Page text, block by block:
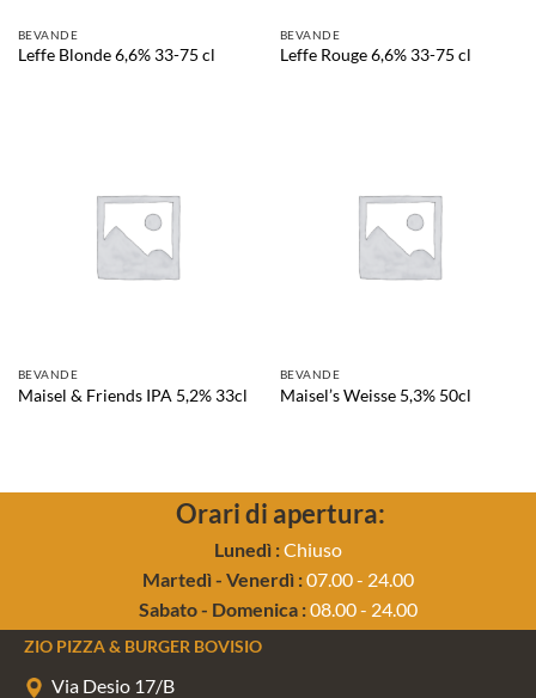
BEVANDE
Leffe Blonde 6,6% 33-75 cl
BEVANDE
Leffe Rouge 6,6% 33-75 cl
BEVANDE
Maisel & Friends IPA 5,2% 33cl
BEVANDE
Maisel’s Weisse 5,3% 50cl
Orari di apertura:
Lunedì :Chiuso
Martedì - Venerdì :07.00 - 24.00
Sabato - Domenica :08.00 - 24.00
ZIO PIZZA & BURGER BOVISIO
Via Desio 17/B